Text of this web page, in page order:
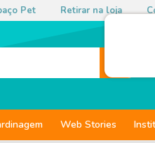
Pet Retirar na loja
Web Stories